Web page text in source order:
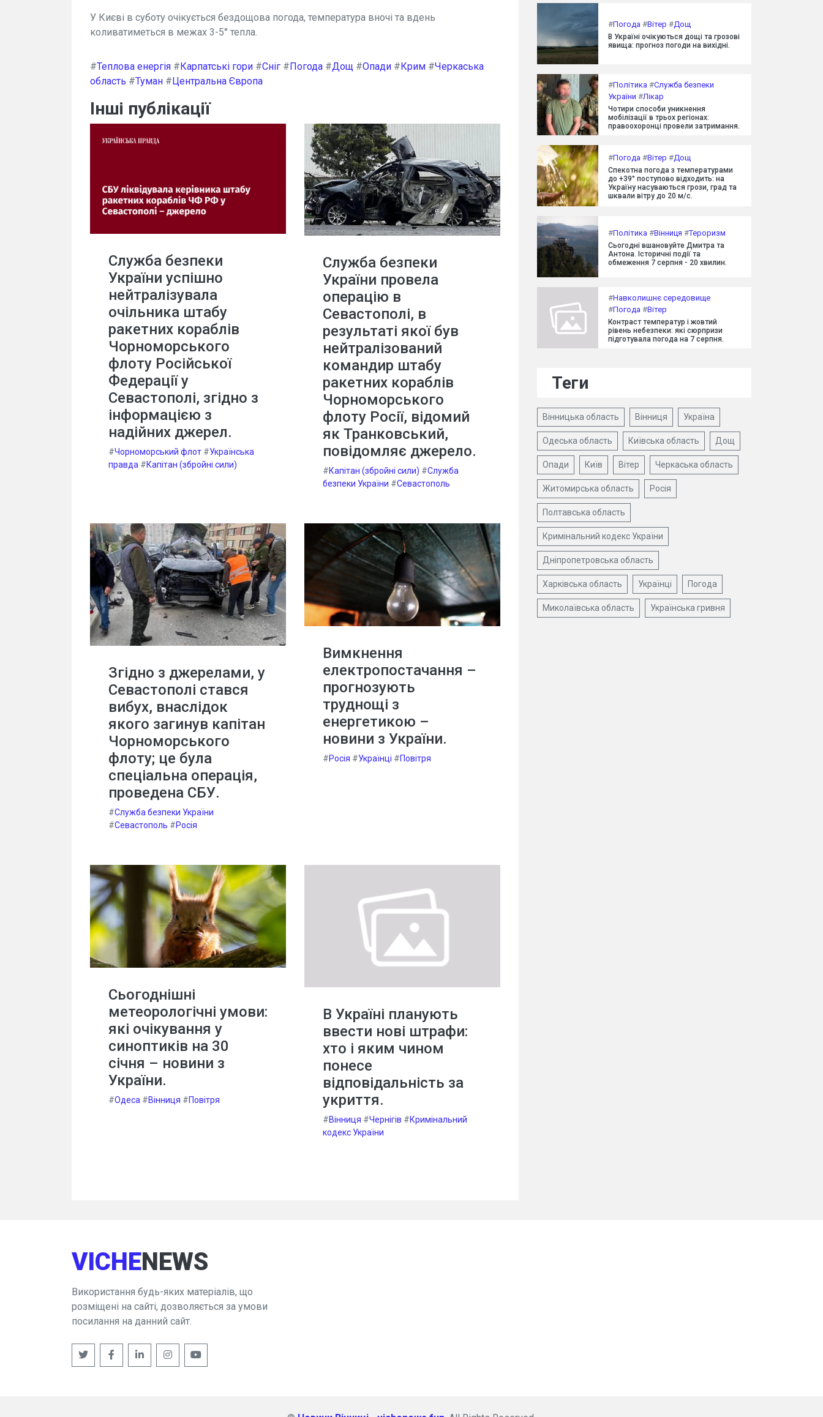
У Києві в суботу очікується бездощова погода, температура вночі та вдень
коливатиметься в межах 3-5° тепла.
#Теплова енергія #Карпатські гори #Сніг #Погода #Дощ #Опади #Крим #Черкаська
область #Туман #Центральна Європа
Інші публікації
Служба безпеки
України успішно
нейтралізувала
очільника штабу
ракетних кораблів
Чорноморського
флоту Російської
Федерації у
Севастополі, згідно з
інформацією з
надійних джерел.
#Чорноморський флот #Українська
правда #Капітан (збройні сили)
Служба безпеки
України провела
операцію в
Севастополі, в
результаті якої був
нейтралізований
командир штабу
ракетних кораблів
Чорноморського
флоту Росії, відомий
як Транковський,
повідомляє джерело.
#Капітан (збройні сили) #Служба
безпеки України #Севастополь
Згідно з джерелами, у
Севастополі стався
вибух, внаслідок
якого загинув капітан
Чорноморського
флоту; це була
спеціальна операція,
проведена СБУ.
#Служба безпеки України
#Севастополь #Росія
Вимкнення
електропостачання –
прогнозують
труднощі з
енергетикою –
новини з України.
#Росія #Українці #Повітря
Сьогоднішні
метеорологічні умови:
які очікування у
синоптиків на 30
січня – новини з
України.
#Одеса #Вінниця #Повітря
В Україні планують
ввести нові штрафи:
хто і яким чином
понесе
відповідальність за
укриття.
#Вінниця #Чернігів #Кримінальний
кодекс України
#Погода #Вітер #Дощ
В Україні очікуються дощі та грозові
явища: прогноз погоди на вихідні.
#Політика #Служба безпеки
України #Лікар
Чотири способи уникнення
мобілізації в трьох регіонах:
правоохоронці провели затримання.
#Погода #Вітер #Дощ
Спекотна погода з температурами
до +39° поступово відходить: на
Україну насуваються грози, град та
шквали вітру до 20 м/с.
#Політика #Вінниця #Тероризм
Сьогодні вшановуйте Дмитра та
Антона. Історичні події та
обмеження 7 серпня - 20 хвилин.
#Навколишнє середовище
#Погода #Вітер
Контраст температур і жовтий
рівень небезпеки: які сюрпризи
підготувала погода на 7 серпня.
Теги
Вінницька область Вінниця Україна
Одеська область Київська область Дощ
Опади Київ Вітер Черкаська область
Житомирська область Росія
Полтавська область
Кримінальний кодекс України
Дніпропетровська область
Харківська область Українці Погода
Миколаївська область Українська гривня
VICHENEWS
Використання будь-яких матеріалів, що
розміщені на сайті, дозволяється за умови
посилання на данний сайт.